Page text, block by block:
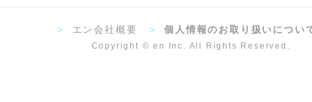
> エン会社概要 >個人情報のお取り扱いについ
Copyright © en Inc. All Rights Reserved.